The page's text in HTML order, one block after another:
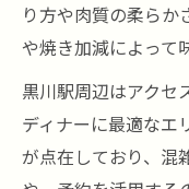
り方や肉質の柔らか
や焼き加減によって
黒川駅周辺はアクセ
ディナーに最適なエ
が点在しており、混